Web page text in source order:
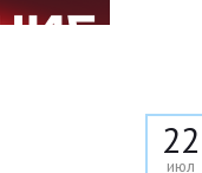
22
июл